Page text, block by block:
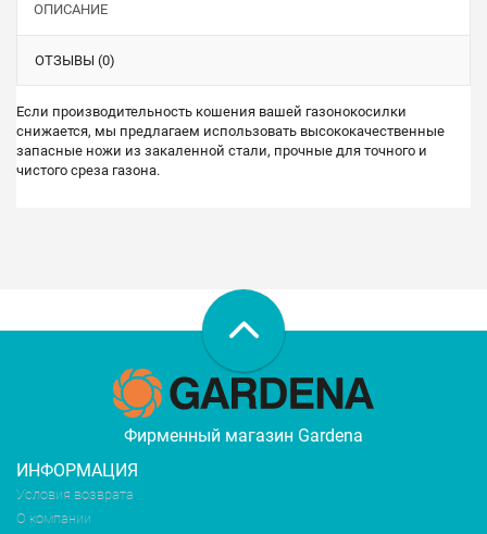
ОПИСАНИЕ
ОТЗЫВЫ (0)
Если производительность кошения вашей газонокосилки
снижается, мы предлагаем использовать высококачественные
запасные ножи из закаленной стали, прочные для точного и
чистого среза газона.
Фирменный магазин Gardena
ИНФОРМАЦИЯ
Условия возврата
О компании